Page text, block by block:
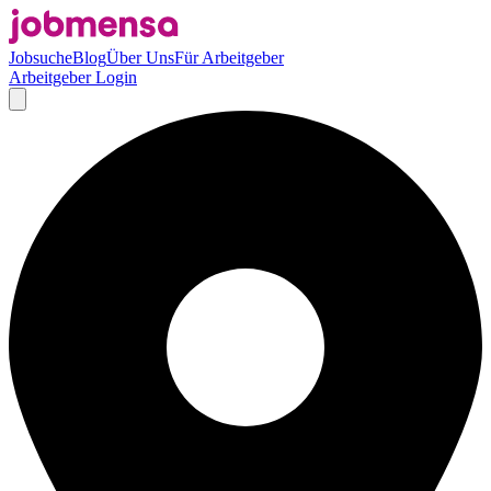
JobsucheBlogÜber UnsFür Arbeitgeber
Arbeitgeber Login